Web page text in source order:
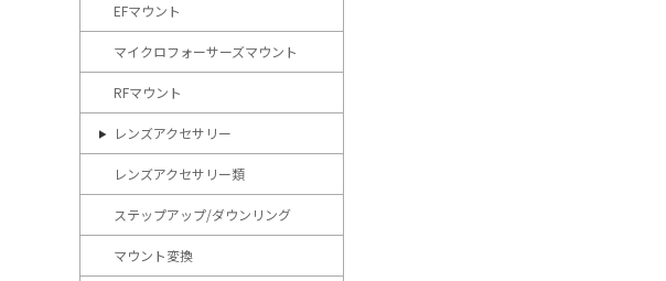
EFマウント
マイクロフォーサーズマウント
RFマウント
レンズアクセサリー
レンズアクセサリー類
ステップアップ/ダウンリング
マウント変換